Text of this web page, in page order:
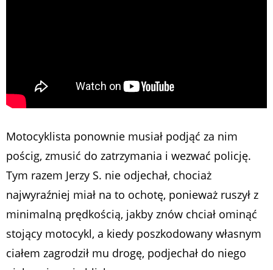
Motocyklista ponownie musiał podjąć za nim
pościg, zmusić do zatrzymania i wezwać policję.
Tym razem Jerzy S. nie odjechał, chociaż
najwyraźniej miał na to ochotę, ponieważ ruszył z
minimalną prędkością, jakby znów chciał ominąć
stojący motocykl, a kiedy poszkodowany własnym
ciałem zagrodził mu drogę, podjechał do niego